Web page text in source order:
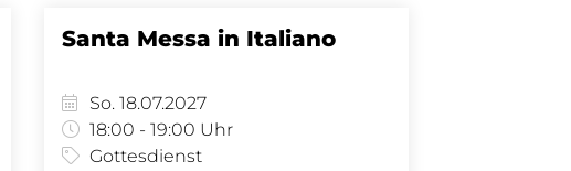
Santa Messa in Italiano
So. 18.07.2027
18:00 - 19:00 Uhr
Gottesdienst